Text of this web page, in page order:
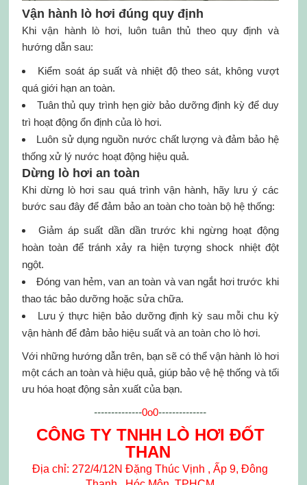
Vận hành lò hơi đúng quy định
Khi vận hành lò hơi, luôn tuân thủ theo quy định và
hướng dẫn sau:
Kiểm soát áp suất và nhiệt độ theo sát, không vượt
quá giới hạn an toàn.
Tuân thủ quy trình hẹn giờ bảo dưỡng định kỳ để duy
trì hoạt động ổn định của lò hơi.
Luôn sử dụng nguồn nước chất lượng và đảm bảo hệ
thống xử lý nước hoạt động hiệu quả.
Dừng lò hơi an toàn
Khi dừng lò hơi sau quá trình vận hành, hãy lưu ý các
bước sau đây để đảm bảo an toàn cho toàn bộ hệ thống:
Giảm áp suất dần dần trước khi ngừng hoạt động
hoàn toàn để tránh xảy ra hiện tượng shock nhiệt đột
ngột.
Đóng van hẻm, van an toàn và van ngắt hơi trước khi
thao tác bảo dưỡng hoặc sửa chữa.
Lưu ý thực hiện bảo dưỡng định kỳ sau mỗi chu kỳ
vận hành để đảm bảo hiệu suất và an toàn cho lò hơi.
Với những hướng dẫn trên, bạn sẽ có thể vận hành lò hơi
một cách an toàn và hiệu quả, giúp bảo vệ hệ thống và tối
ưu hóa hoạt động sản xuất của bạn.
--------------0o0--------------
CÔNG TY TNHH LÒ HƠI ĐỐT
THAN
Địa chỉ: 272/4/12N Đặng Thúc Vịnh , Ấp 9, Đông